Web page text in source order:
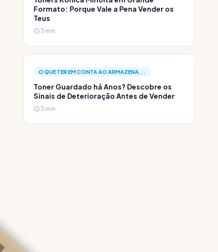
Formato: Porque Vale a Pena Vender os
Teus
3 min
O QUE TER EM CONTA AO ARMAZENA...
Toner Guardado há Anos? Descobre os
Sinais de Deterioração Antes de Vender
3 min